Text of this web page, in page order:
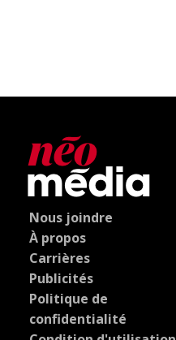
Nous joindre
À propos
Carrières
Publicités
Politique de
confidentialité